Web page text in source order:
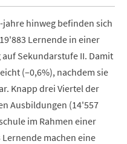
hinweg befinden sich
Lernende in einer
Sekundarstufe II. Damit
(–0,6%), nachdem sie
Knapp drei Viertel der
Ausbildungen (14'557
im Rahmen einer
machen eine